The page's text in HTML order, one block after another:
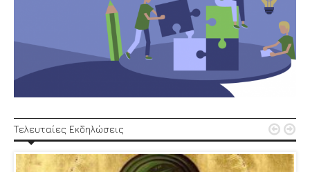
Τελευταίες Εκδηλώσεις  